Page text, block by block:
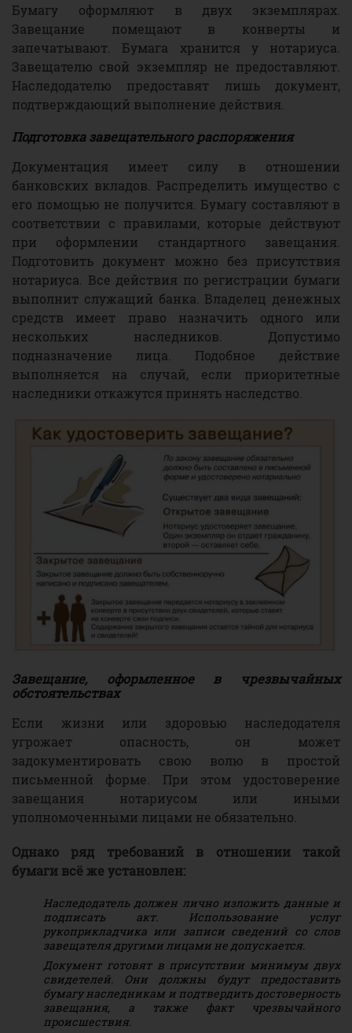
Бумагу оформляют в двух экземплярах.
Завещание помещают в конверты и
запечатывают. Бумага хранится у нотариуса.
Завещателю свой экземпляр не предоставляют.
Наследодателю предоставят лишь документ,
подтверждающий выполнение действия.
Подготовка завещательного распоряжения
Документация имеет силу в отношении
банковских вкладов. Распределить имущество с
его помощью не получится. Бумагу составляют в
соответствии с правилами, которые действуют
при оформлении стандартного завещания.
Подготовить документ можно без присутствия
нотариуса. Все действия по регистрации бумаги
выполнит служащий банка. Владелец денежных
средств имеет право назначить одного или
нескольких наследников. Допустимо
подназначение лица. Подобное действие
выполняется на случай, если приоритетные
наследники откажутся принять наследство.
Завещание, оформленное в чрезвычайных
обстоятельствах
Если жизни или здоровью наследодателя
угрожает опасность, он может
задокументировать свою волю в простой
письменной форме. При этом удостоверение
завещания нотариусом или иными
уполномоченными лицами не обязательно.
Однако ряд требований в отношении такой
бумаги всё же установлен:
Наследодатель должен лично изложить данные и
подписать акт. Использование услуг
рукоприкладчика или записи сведений со слов
завещателя другими лицами не допускается.
Документ готовят в присутствии минимум двух
свидетелей. Они должны будут предоставить
бумагу наследникам и подтвердить достоверность
завещания, а также факт чрезвычайного
происшествия.